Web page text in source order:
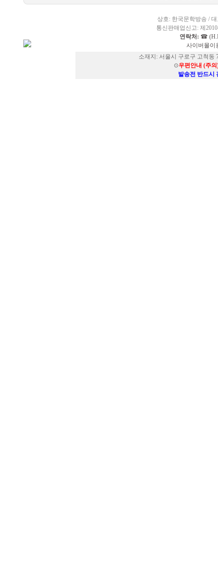
상호: 한국문학방송 /
통신판매업신고: 제
연락처: ☎
사이버몰이
소재지: 서울시 구로구 고척동
⊙우편안내 (주
발송전 반드시